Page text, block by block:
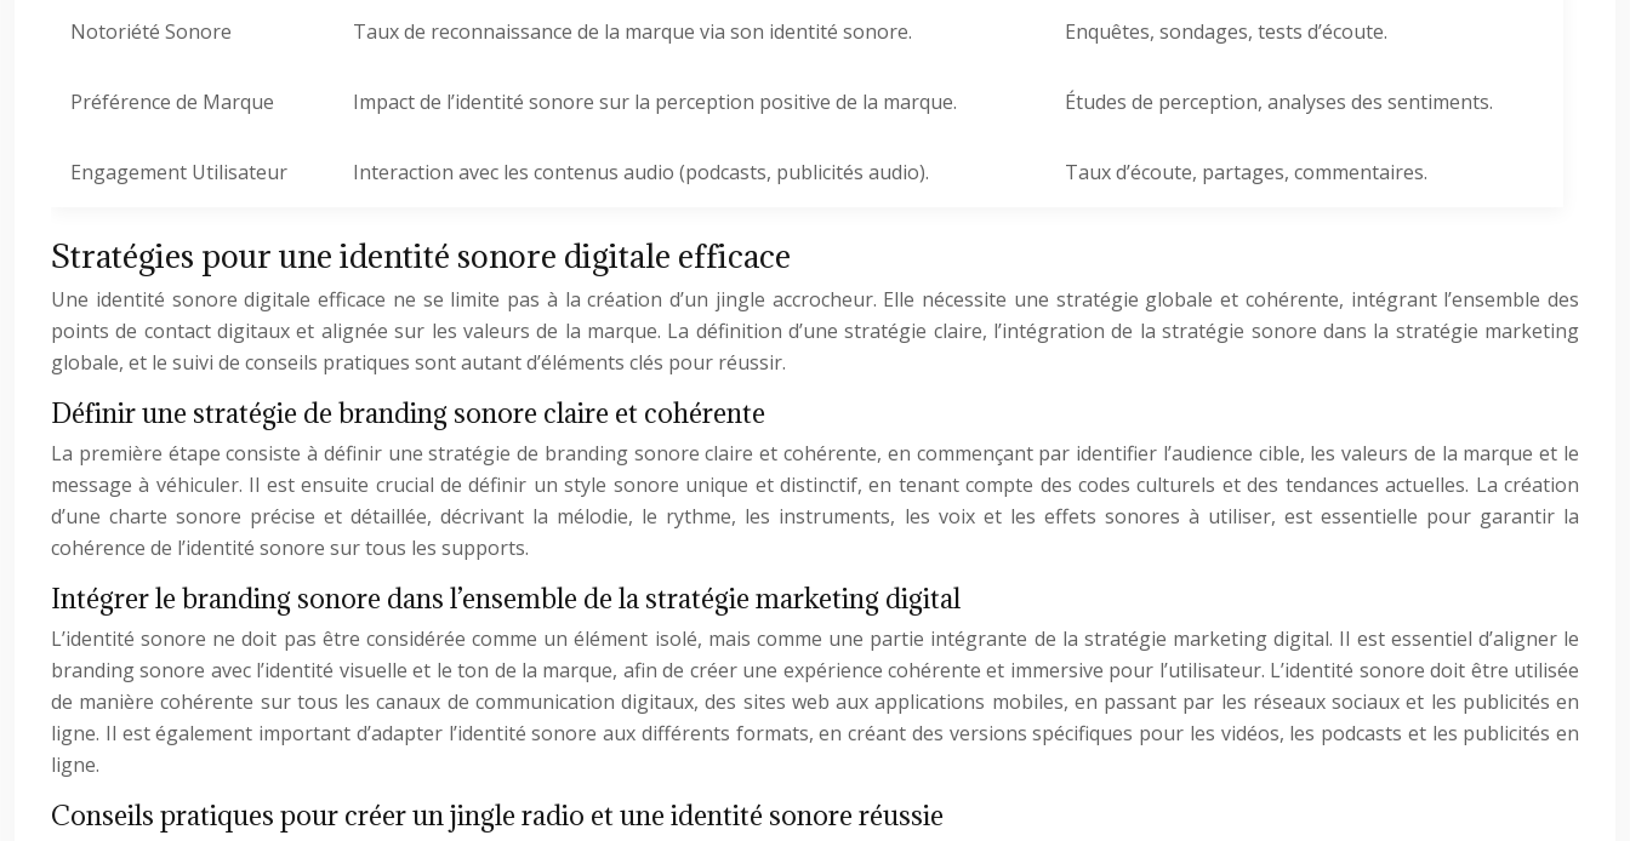
Notoriété Sonore Taux de reconnaissance de la marque via son identité sonore. Enquêtes, sondages, tests d’écoute.
Préférence de Marque Impact de l’identité sonore sur la perception positive de la marque. Études de perception, analyses des sentiments.
Engagement Utilisateur Interaction avec les contenus audio (podcasts, publicités audio). Taux d’écoute, partages, commentaires.
Stratégies pour une identité sonore digitale efficace
Une identité sonore digitale efficace ne se limite pas à la création d’un jingle accrocheur. Elle nécessite une stratégie globale et cohérente, intégrant l’ensemble des
points de contact digitaux et alignée sur les valeurs de la marque. La définition d’une stratégie claire, l’intégration de la stratégie sonore dans la stratégie marketing
globale, et le suivi de conseils pratiques sont autant d’éléments clés pour réussir.
Définir une stratégie de branding sonore claire et cohérente
La première étape consiste à définir une stratégie de branding sonore claire et cohérente, en commençant par identifier l’audience cible, les valeurs de la marque et le
message à véhiculer. Il est ensuite crucial de définir un style sonore unique et distinctif, en tenant compte des codes culturels et des tendances actuelles. La création
d’une charte sonore précise et détaillée, décrivant la mélodie, le rythme, les instruments, les voix et les effets sonores à utiliser, est essentielle pour garantir la
cohérence de l’identité sonore sur tous les supports.
Intégrer le branding sonore dans l’ensemble de la stratégie marketing digital
L’identité sonore ne doit pas être considérée comme un élément isolé, mais comme une partie intégrante de la stratégie marketing digital. Il est essentiel d’aligner le
branding sonore avec l’identité visuelle et le ton de la marque, afin de créer une expérience cohérente et immersive pour l’utilisateur. L’identité sonore doit être utilisée
de manière cohérente sur tous les canaux de communication digitaux, des sites web aux applications mobiles, en passant par les réseaux sociaux et les publicités en
ligne. Il est également important d’adapter l’identité sonore aux différents formats, en créant des versions spécifiques pour les vidéos, les podcasts et les publicités en
ligne.
Conseils pratiques pour créer un jingle radio et une identité sonore réussie